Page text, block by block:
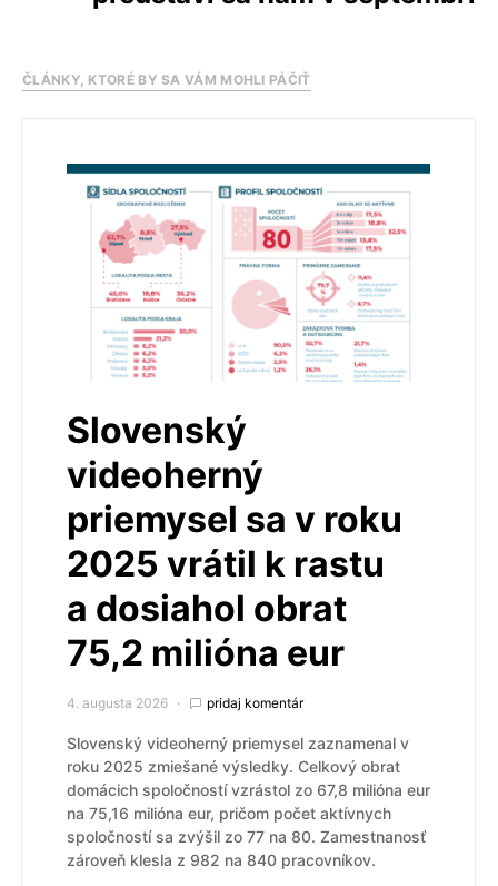
ČLÁNKY, KTORÉ BY SA VÁM MOHLI PÁČIŤ
Slovenský
videoherný
priemysel sa v roku
2025 vrátil k rastu
a dosiahol obrat
75,2 milióna eur
4. augusta 2026 pridaj komentár
Slovenský videoherný priemysel zaznamenal v
roku 2025 zmiešané výsledky. Celkový obrat
domácich spoločností vzrástol zo 67,8 milióna eur
na 75,16 milióna eur, pričom počet aktívnych
spoločností sa zvýšil zo 77 na 80. Zamestnanosť
zároveň klesla z 982 na 840 pracovníkov.